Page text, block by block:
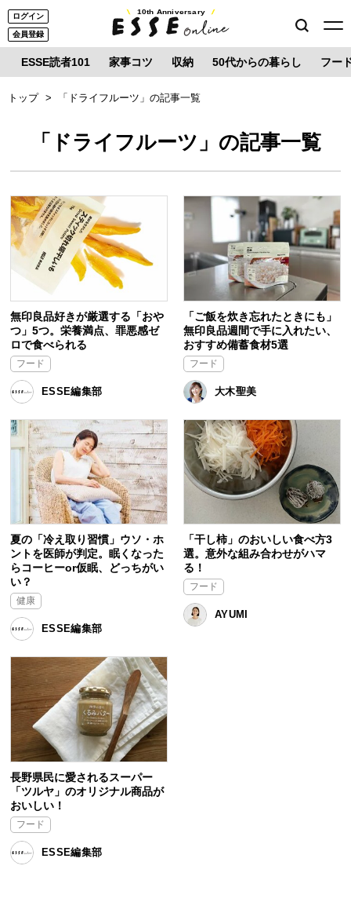
ログイン
会員登録
10th Anniversary
ESSE読者101 家事コツ 収納 50代からの暮らし フー
トップ 「ドライフルーツ」の記事一覧
「ドライフルーツ」の記事一覧
無印良品好きが厳選する「おや
つ」5つ。栄養満点、罪悪感ゼ
ロで食べられる
フード
ESSE編集部
「ご飯を炊き忘れたときにも」
無印良品週間で手に入れたい、
おすすめ備蓄食材5選
フード
大木聖美
夏の「冷え取り習慣」ウソ・ホ
ントを医師が判定。眠くなった
らコーヒーor仮眠、どっちがい
い？
健康
ESSE編集部
「干し柿」のおいしい食べ方3
選。意外な組み合わせがハマ
る！
フード
AYUMI
長野県民に愛されるスーパー
「ツルヤ」のオリジナル商品が
おいしい！
フード
ESSE編集部